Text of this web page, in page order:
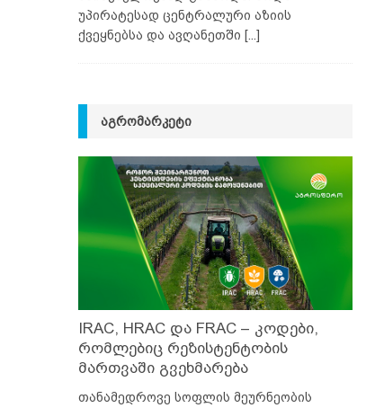
უპირატესად ცენტრალური აზიის
ქვეყნებსა და ავღანეთში [...]
ᲐᲒᲠᲝᲛᲐᲠᲙᲔᲢᲘ
IRAC, HRAC და FRAC – კოდები,
რომლებიც რეზისტენტობის
მართვაში გვეხმარება
თანამედროვე სოფლის მეურნეობის